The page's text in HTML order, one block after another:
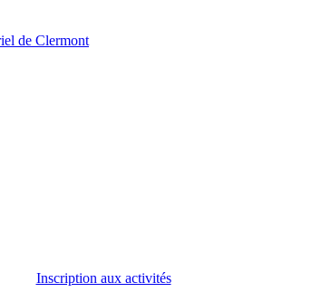
de Clermont
Inscription aux activités